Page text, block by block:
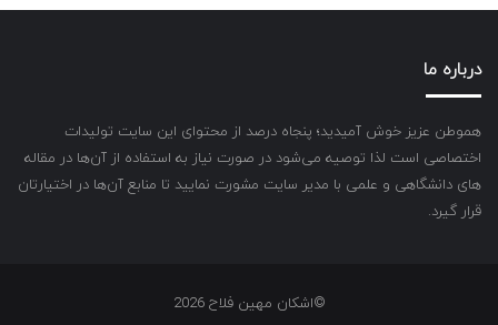
درباره ما
هموطن عزیز خوش آمیدید؛ پنجاه درصد از محتوای این سایت تولیدات
اختصاصی است لذا توصیه می‌شود در صورت نیاز به استفاده از آن‌ها در مقاله
های دانشگاهی و علمی با مدیر سایت مشورت نمایید تا منابع آن‌ها در اختیارتان
قرار گیرد.
©اشکان مهین فلاح 2026